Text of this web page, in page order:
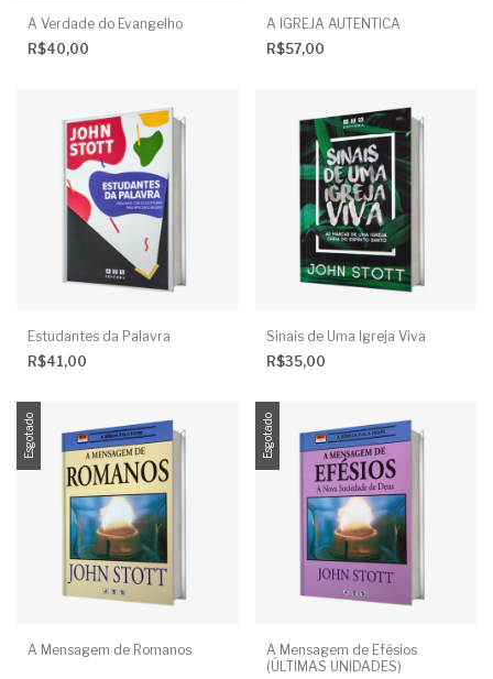
A Verdade do Evangelho
R$40,00
A IGREJA AUTENTICA
R$57,00
Estudantes da Palavra
R$41,00
Sinais de Uma Igreja Viva
R$35,00
Esgotado
A Mensagem de Romanos
Esgotado
A Mensagem de Efésios
(ÚLTIMAS UNIDADES)